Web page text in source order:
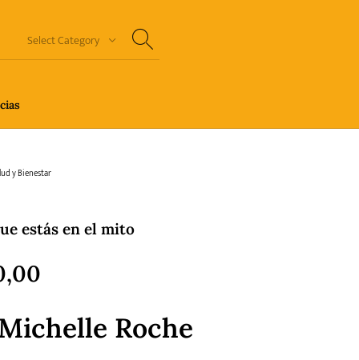
Select Category
Humor gráfico-Comic
Salud y Bienestar
y Bienestar
estás en el mito
Roche